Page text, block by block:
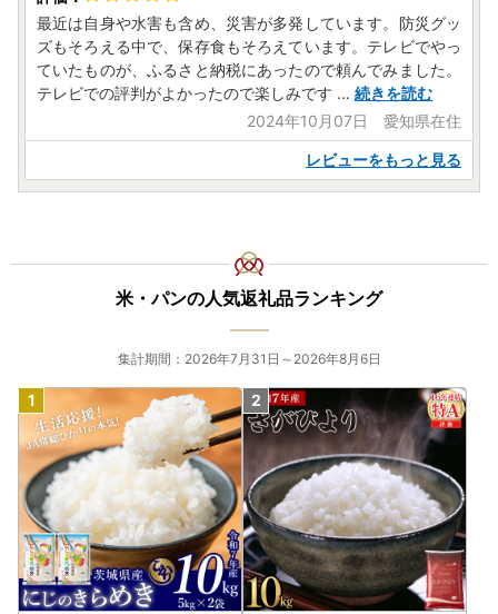
最近は自身や水害も含め、災害が多発しています。防災グッ
ズもそろえる中で、保存食もそろえています。テレビでやっ
ていたものが、ふるさと納税にあったので頼んでみました。
テレビでの評判がよかったので楽しみです ... 続きを読む
2024年10月07日 愛知県在住
レビューをもっと見る
米・パンの人気返礼品ランキング
集計期間：2026年7月31日～2026年8月6日